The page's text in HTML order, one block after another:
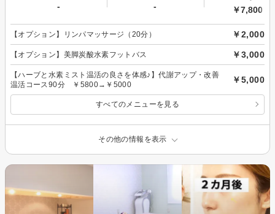
- - ￥7,800～
【オプション】リンパマッサージ（20分） ￥2,000
【オプション】美脚炭酸水素フットバス ￥3,000
【ハーブと水素ミスト温活の良さを体感♪】代謝アップ・改善
温活コース90分 ￥5800→￥5000
￥5,000
すべてのメニューを見る
その他の情報を表示